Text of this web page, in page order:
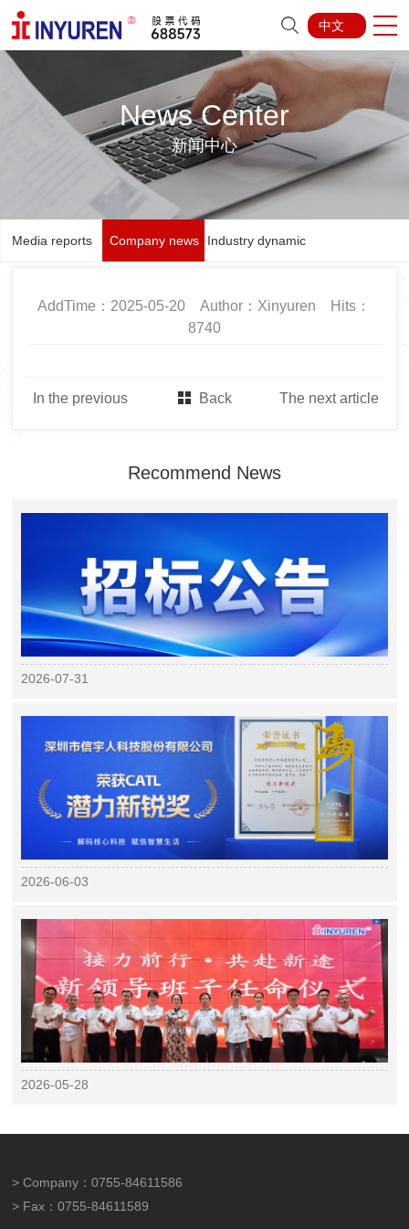
中文
News Center
新闻中心
Media reports Company news Industry dynamic
AddTime：2025-05-20 Author：Xinyuren Hits：
8740
In the previous Back The next article
Recommend News
2026-07-31
2026-06-03
2026-05-28
> Company：0755-84611586
> Fax：0755-84611589